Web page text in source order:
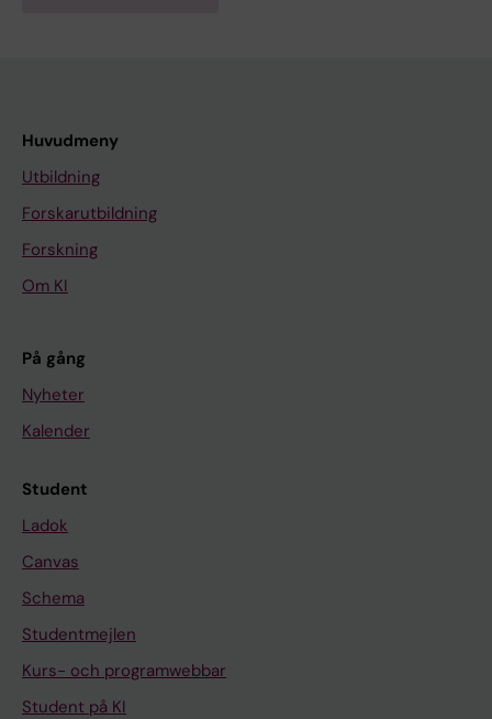
N
A
L
R
E
A
R
C
H
.
1
9
9
8
2
2
(
Huvudmeny
Utbildning
Forskarutbildning
Forskning
Om KI
På gång
Nyheter
Kalender
Student
Ladok
Canvas
Schema
Studentmejlen
Kurs- och programwebbar
Student på KI